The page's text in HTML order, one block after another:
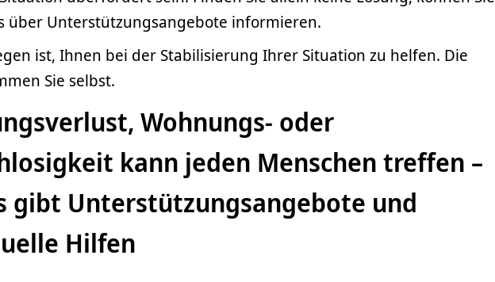
über Unterstützungsangebote informieren.
ist, Ihnen bei der Stabilisierung Ihrer Situation zu helfen. Die
Sie selbst.
Wohnungs- oder
kann jeden Menschen treffen –
gibt Unterstützungsangebote und
Hilfen